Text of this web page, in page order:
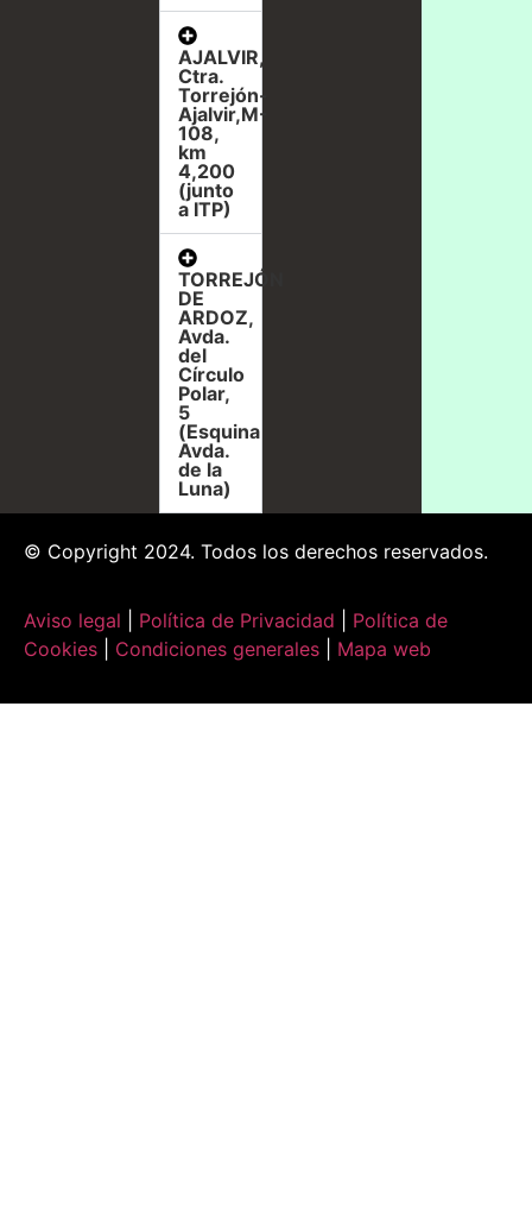
AJALVIR,
Ctra.
Torrejón-
Ajalvir,M-
108,
km
4,200
(junto
a ITP)
TORREJÓN
DE
ARDOZ,
Avda.
del
Círculo
Polar,
5
(Esquina
Avda.
de la
Luna)
© Copyright 2024. Todos los derechos reservados.
Aviso legal Política de Privacidad
Política de
Cookies
Condiciones generales Mapa web